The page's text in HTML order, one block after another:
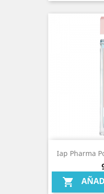
Iap Pharma
